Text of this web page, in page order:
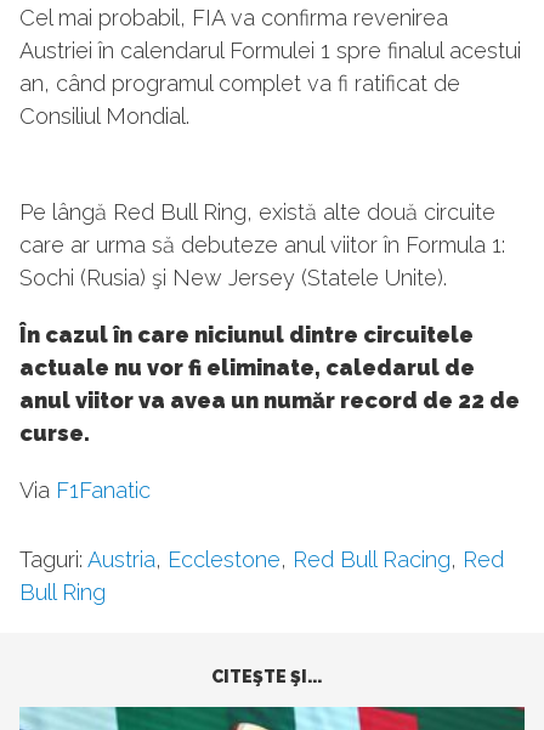
Cel mai probabil, FIA va confirma revenirea
Austriei în calendarul Formulei 1 spre finalul acestui
an, când programul complet va fi ratificat de
Consiliul Mondial.
Pe lângă Red Bull Ring, există alte două circuite
care ar urma să debuteze anul viitor în Formula 1:
Sochi (Rusia) şi New Jersey (Statele Unite).
În cazul în care niciunul dintre circuitele
actuale nu vor fi eliminate, caledarul de
anul viitor va avea un număr record de 22 de
curse.
Via F1Fanatic
Taguri: Austria, Ecclestone, Red Bull Racing, Red
Bull Ring
CITEŞTE ŞI...